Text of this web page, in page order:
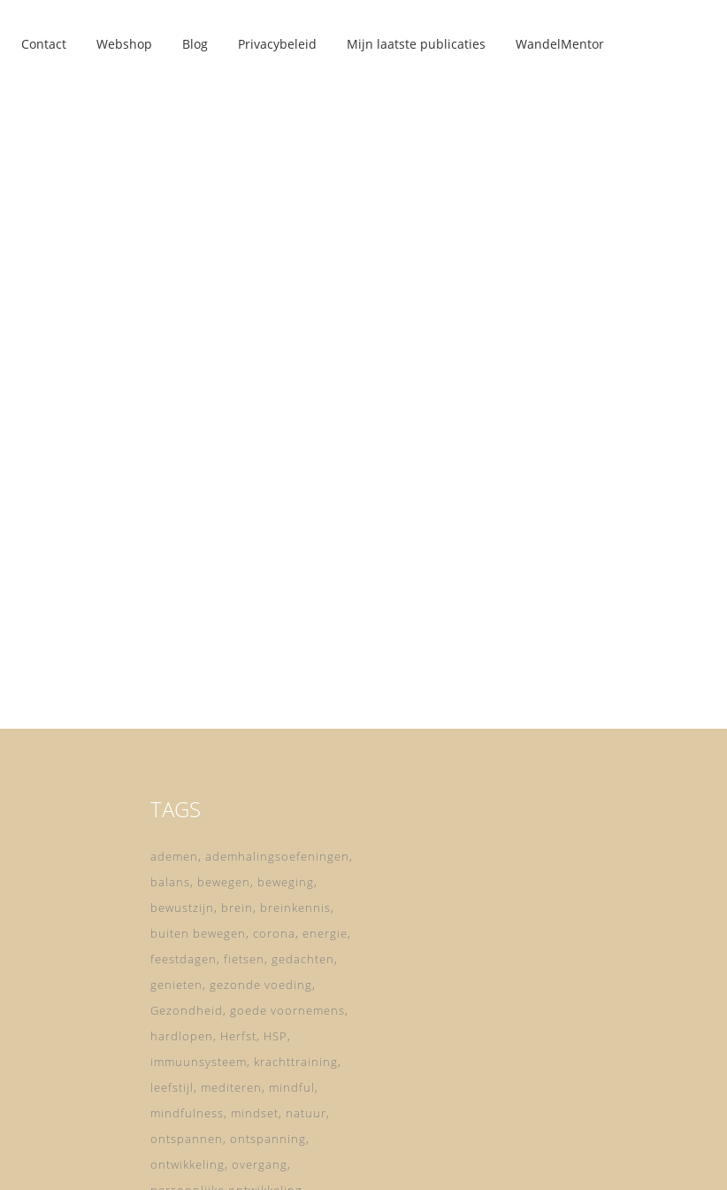
Contact Webshop Blog Privacybeleid Mijn laatste publicaties WandelMentor
TAGS
ademen ademhalingsoefeningen
balans bewegen
beweging
bewustzijn
brein
breinkennis
buiten bewegen
corona
energie
feestdagen fietsen
gedachten
genieten
gezonde voeding
Gezondheid
goede voornemens
hardlopen
Herfst HSP
immuunsysteem krachttraining
leefstijl
mediteren
mindful
mindfulness mindset natuur
ontspannen
ontspanning
ontwikkeling
overgang